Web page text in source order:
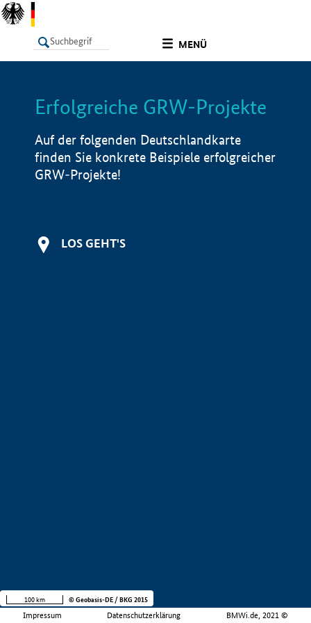
MENÜ
LISTE Info
Erfolgreiche GRW-Projekte
Auf der folgenden Deutschlandkarte
finden Sie konkrete Beispiele erfolgreicher
GRW-Projekte!
LOS GEHT'S
Impressum Datenschutzerklärung BMWi.de, 2021 ©
100 km © Geobasis-DE / BKG 2015